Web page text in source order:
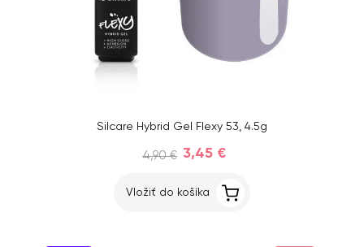
Silcare Hybrid Gel Flexy 53, 4.5g
4,90 € 3,45 €
Vložiť do košíka